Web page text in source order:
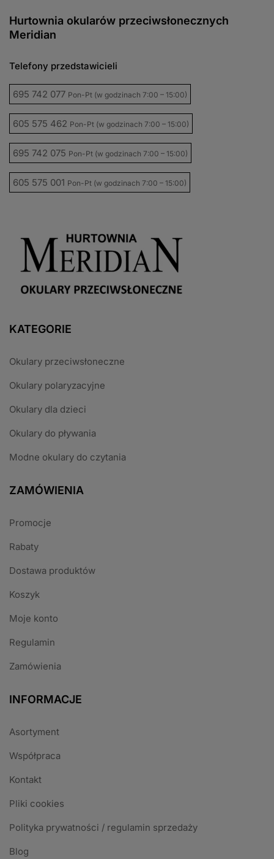
Hurtownia okularów przeciwsłonecznych
Meridian
Telefony przedstawicieli
695 742 077 Pon-Pt (w godzinach 7:00 – 15:00)
605 575 462 Pon-Pt (w godzinach 7:00 – 15:00)
695 742 075 Pon-Pt (w godzinach 7:00 – 15:00)
605 575 001 Pon-Pt (w godzinach 7:00 – 15:00)
KATEGORIE
Okulary przeciwsłoneczne
Okulary polaryzacyjne
Okulary dla dzieci
Okulary do pływania
Modne okulary do czytania
ZAMÓWIENIA
Promocje
Rabaty
Dostawa produktów
Koszyk
Moje konto
Regulamin
Zamówienia
INFORMACJE
Asortyment
Współpraca
Kontakt
Pliki cookies
Polityka prywatności / regulamin sprzedaży
Blog